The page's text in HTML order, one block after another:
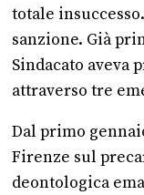
totale
sanzione. Già
Sindacato aveva
attraverso tre
Dal primo
Firenze sul
deontologica